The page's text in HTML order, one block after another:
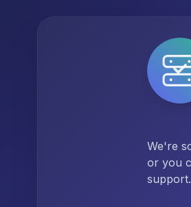
We're
or you
support.